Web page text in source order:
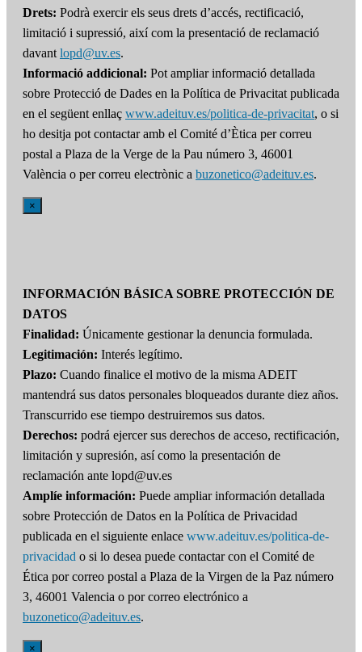
Drets: Podrà exercir els seus drets d’accés, rectificació,
limitació i supressió, així com la presentació de reclamació
davant lopd@uv.es.
Informació addicional: Pot ampliar informació detallada
sobre Protecció de Dades en la Política de Privacitat publicada
en el següent enllaç www.adeituv.es/politica-de-privacitat, o si
ho desitja pot contactar amb el Comité d’Ètica per correu
postal a Plaza de la Verge de la Pau número 3, 46001
València o per correu electrònic a buzonetico@adeituv.es.
×
INFORMACIÓN BÁSICA SOBRE PROTECCIÓN DE
DATOS
Finalidad: Únicamente gestionar la denuncia formulada.
Legitimación: Interés legítimo.
Plazo: Cuando finalice el motivo de la misma ADEIT
mantendrá sus datos personales bloqueados durante diez años.
Transcurrido ese tiempo destruiremos sus datos.
Derechos: podrá ejercer sus derechos de acceso, rectificación,
limitación y supresión, así como la presentación de
reclamación ante lopd@uv.es
Amplíe información: Puede ampliar información detallada
sobre Protección de Datos en la Política de Privacidad
publicada en el siguiente enlace www.adeituv.es/politica-de-
privacidad o si lo desea puede contactar con el Comité de
Ética por correo postal a Plaza de la Virgen de la Paz número
3, 46001 Valencia o por correo electrónico a
buzonetico@adeituv.es.
×